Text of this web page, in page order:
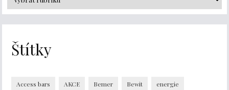
Štítky
Access bars AKCE Bemer Bewit energie